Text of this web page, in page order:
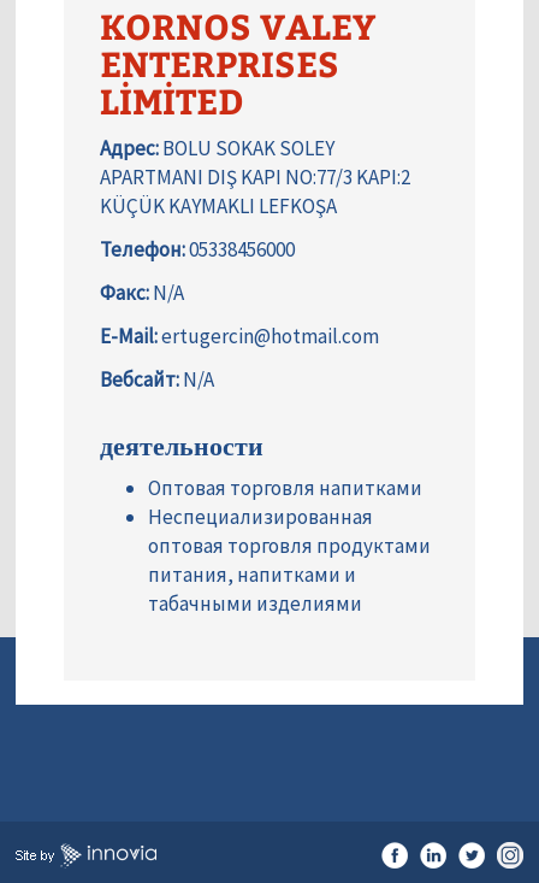
KORNOS VALEY
ENTERPRISES
LİMİTED
Адрес:BOLU SOKAK SOLEY
APARTMANI DIŞ KAPI NO:77/3 KAPI:2
KÜÇÜK KAYMAKLI LEFKOŞA
Телефон:05338456000
Факс:N/A
E-Mail:ertugercin@hotmail.com
Вебсайт:N/A
деятельности
Оптовая торговля напитками
Неспециализированная
оптовая торговля продуктами
питания, напитками и
табачными изделиями